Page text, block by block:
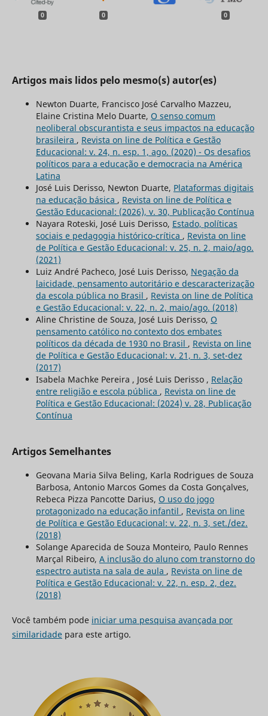
0 0 0
Artigos mais lidos pelo mesmo(s) autor(es)
Newton Duarte, Francisco José Carvalho Mazzeu,
Elaine Cristina Melo Duarte, O senso comum
neoliberal obscurantista e seus impactos na educação
brasileira , Revista on line de Política e Gestão
Educacional: v. 24, n. esp. 1, ago. (2020) - Os desafios
políticos para a educação e democracia na América
Latina
José Luis Derisso, Newton Duarte, Plataformas digitais
na educação básica , Revista on line de Política e
Gestão Educacional: (2026), v. 30, Publicação Contínua
Nayara Roteski, José Luis Derisso, Estado, políticas
sociais e pedagogia histórico-crítica , Revista on line
de Política e Gestão Educacional: v. 25, n. 2, maio/ago.
(2021)
Luiz André Pacheco, José Luis Derisso, Negação da
laicidade, pensamento autoritário e descaracterização
da escola pública no Brasil , Revista on line de Política
e Gestão Educacional: v. 22, n. 2, maio/ago. (2018)
Aline Christine de Souza, José Luis Derisso, O
pensamento católico no contexto dos embates
políticos da década de 1930 no Brasil , Revista on line
de Política e Gestão Educacional: v. 21, n. 3, set-dez
(2017)
Isabela Machke Pereira , José Luis Derisso , Relação
entre religião e escola pública , Revista on line de
Política e Gestão Educacional: (2024) v. 28, Publicação
Contínua
Artigos Semelhantes
Geovana Maria Silva Beling, Karla Rodrigues de Souza
Barbosa, Antonio Marcos Gomes da Costa Gonçalves,
Rebeca Pizza Pancotte Darius, O uso do jogo
protagonizado na educação infantil , Revista on line
de Política e Gestão Educacional: v. 22, n. 3, set./dez.
(2018)
Solange Aparecida de Souza Monteiro, Paulo Rennes
Marçal Ribeiro, A inclusão do aluno com transtorno do
espectro autista na sala de aula , Revista on line de
Política e Gestão Educacional: v. 22, n. esp. 2, dez.
(2018)
Você também pode iniciar uma pesquisa avançada por
similaridadepara este artigo.